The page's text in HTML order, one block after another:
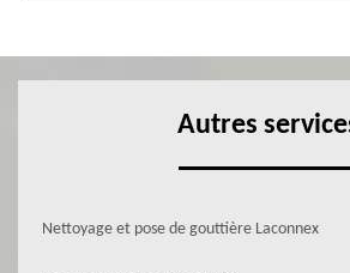
Autres
Nettoyage et pose de gouttière Laconnex